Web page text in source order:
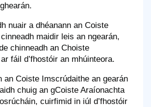
nuair a dhéanann an Coiste
maidir leis an ngearán,
chinneadh an Choiste
fáil d’fhostóir an mhúinteora.
an Coiste Imscrúdaithe an gearán
chuig an gCoiste Araíonachta
cuirfimid in iúl d’fhostóir